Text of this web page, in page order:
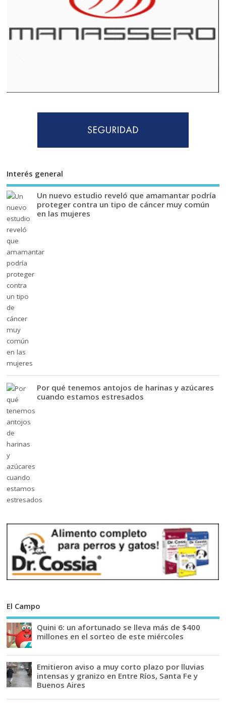
Interés general
Un nuevo estudio reveló que amamantar podría
proteger contra un tipo de cáncer muy común
en las mujeres
Por qué tenemos antojos de harinas y azúcares
cuando estamos estresados
El Campo
Quini 6: un afortunado se lleva más de $400
millones en el sorteo de este miércoles
Emitieron aviso a muy corto plazo por lluvias
intensas y granizo en Entre Ríos, Santa Fe y
Buenos Aires